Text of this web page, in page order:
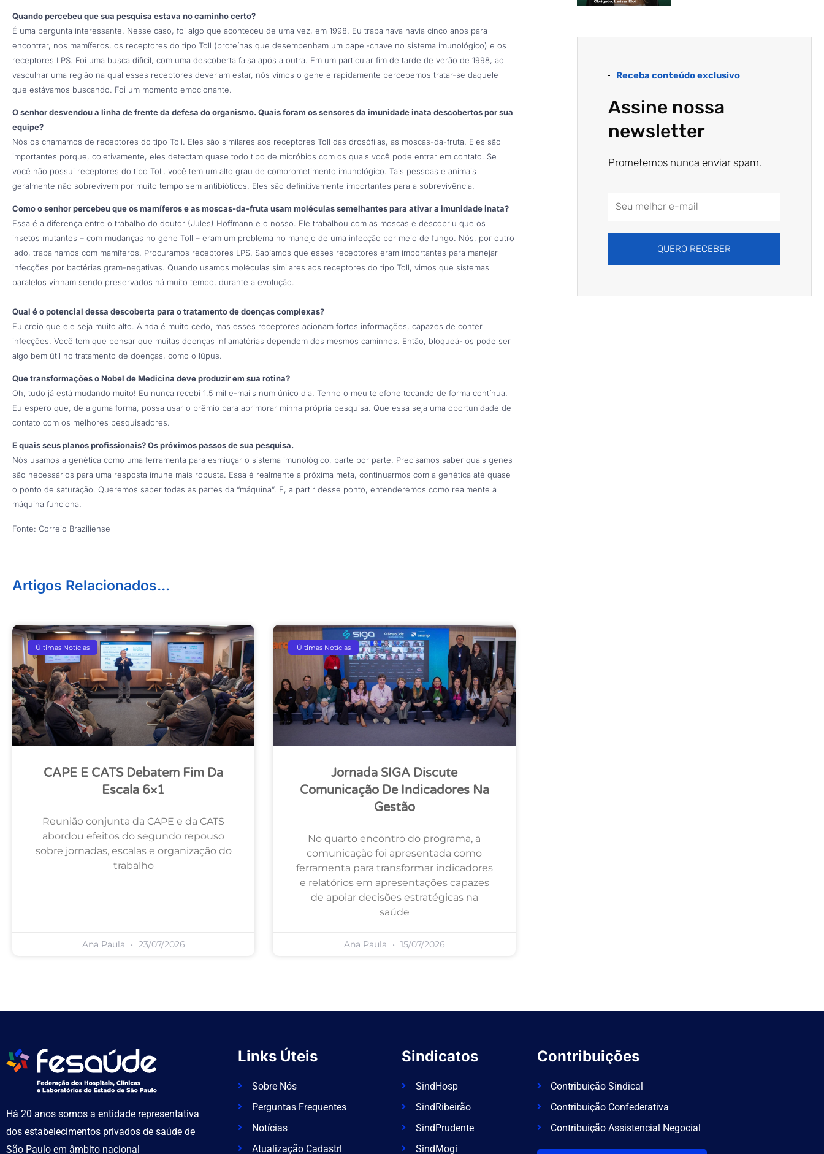
Quando percebeu que sua pesquisa estava no caminho certo?
É uma pergunta interessante. Nesse caso, foi algo que aconteceu de uma vez, em 1998. Eu trabalhava havia cinco anos para
encontrar, nos mamíferos, os receptores do tipo Toll (proteínas que desempenham um papel-chave no sistema imunológico) e os
receptores LPS. Foi uma busca difícil, com uma descoberta falsa após a outra. Em um particular fim de tarde de verão de 1998, ao
vasculhar uma região na qual esses receptores deveriam estar, nós vimos o gene e rapidamente percebemos tratar-se daquele
que estávamos buscando. Foi um momento emocionante.
O senhor desvendou a linha de frente da defesa do organismo. Quais foram os sensores da imunidade inata descobertos por sua
equipe?
Nós os chamamos de receptores do tipo Toll. Eles são similares aos receptores Toll das drosófilas, as moscas-da-fruta. Eles são
importantes porque, coletivamente, eles detectam quase todo tipo de micróbios com os quais você pode entrar em contato. Se
você não possui receptores do tipo Toll, você tem um alto grau de comprometimento imunológico. Tais pessoas e animais
geralmente não sobrevivem por muito tempo sem antibióticos. Eles são definitivamente importantes para a sobrevivência.
Como o senhor percebeu que os mamíferos e as moscas-da-fruta usam moléculas semelhantes para ativar a imunidade inata?
Essa é a diferença entre o trabalho do doutor (Jules) Hoffmann e o nosso. Ele trabalhou com as moscas e descobriu que os
insetos mutantes – com mudanças no gene Toll – eram um problema no manejo de uma infecção por meio de fungo. Nós, por outro
lado, trabalhamos com mamíferos. Procuramos receptores LPS. Sabíamos que esses receptores eram importantes para manejar
infecções por bactérias gram-negativas. Quando usamos moléculas similares aos receptores do tipo Toll, vimos que sistemas
paralelos vinham sendo preservados há muito tempo, durante a evolução.
Qual é o potencial dessa descoberta para o tratamento de doenças complexas?
Eu creio que ele seja muito alto. Ainda é muito cedo, mas esses receptores acionam fortes informações, capazes de conter
infecções. Você tem que pensar que muitas doenças inflamatórias dependem dos mesmos caminhos. Então, bloqueá-los pode ser
algo bem útil no tratamento de doenças, como o lúpus.
Que transformações o Nobel de Medicina deve produzir em sua rotina?
Oh, tudo já está mudando muito! Eu nunca recebi 1,5 mil e-mails num único dia. Tenho o meu telefone tocando de forma contínua.
Eu espero que, de alguma forma, possa usar o prêmio para aprimorar minha própria pesquisa. Que essa seja uma oportunidade de
contato com os melhores pesquisadores.
E quais seus planos profissionais? Os próximos passos de sua pesquisa.
Nós usamos a genética como uma ferramenta para esmiuçar o sistema imunológico, parte por parte. Precisamos saber quais genes
são necessários para uma resposta imune mais robusta. Essa é realmente a próxima meta, continuarmos com a genética até quase
o ponto de saturação. Queremos saber todas as partes da “máquina”. E, a partir desse ponto, entenderemos como realmente a
máquina funciona.
Fonte: Correio Braziliense
Artigos Relacionados...
Últimas Notícias
CAPE E CATS Debatem Fim Da
Escala 6×1
Reunião conjunta da CAPE e da CATS
abordou efeitos do segundo repouso
sobre jornadas, escalas e organização do
trabalho
Ana Paula 23/07/2026
Últimas Notícias
Jornada SIGA Discute
Comunicação De Indicadores Na
Gestão
No quarto encontro do programa, a
comunicação foi apresentada como
ferramenta para transformar indicadores
e relatórios em apresentações capazes
de apoiar decisões estratégicas na
saúde
Ana Paula 15/07/2026
Receba conteúdo exclusivo
Assine nossa
newsletter
Prometemos nunca enviar spam.
Email
QUERO RECEBER
Há 20 anos somos a entidade representativa
dos estabelecimentos privados de saúde de
São Paulo em âmbito nacional
Links Úteis
Sobre Nós
Perguntas Frequentes
Notícias
Atualização Cadastrl
Sindicatos
SindHosp
SindRibeirão
SindPrudente
SindMogi
Contribuições
Contribuição Sindical
Contribuição Confederativa
Contribuição Assistencial Negocial